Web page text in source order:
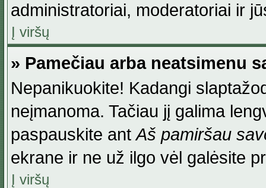
administratoriai, moderatoriai ir
Į viršų
» Pamečiau arba neatsimenu
Nepanikuokite! Kadangi
neįmanoma. Tačiau jį galima
paspauskite antAš pamiršau
ekrane ir ne už ilgo vėl galėsite
Į viršų